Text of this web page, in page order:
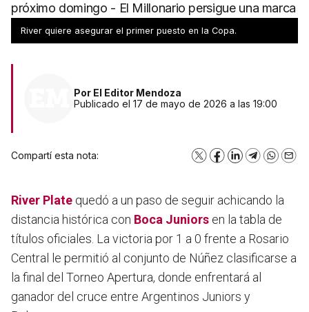
próximo domingo - El Millonario persigue una marca
legendaria que tiene Boca
River quiere asegurar el primer puesto en la Copa.
Por El Editor Mendoza
Publicado el 17 de mayo de 2026 a las 19:00
Compartí esta nota: X Facebook
LinkedInTelegram
River Plate quedó a un paso de seguir achicando la
distancia histórica con Boca Juniors en la tabla de
títulos oficiales. La victoria por 1 a 0 frente a Rosario
Central le permitió al conjunto de Núñez clasificarse a
la final del Torneo Apertura, donde enfrentará al
ganador del cruce entre Argentinos Juniors y